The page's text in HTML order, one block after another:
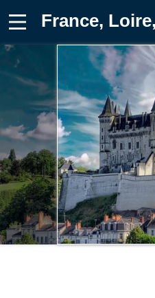
France, Loire, Maine-et-Loire, Saumur